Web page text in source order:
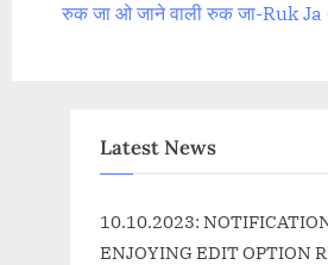
N
रुक जा ओ जाने वाली रुक जा-Ruk
Latest News
10.10.2023:
ENJOYING EDIT OPTION